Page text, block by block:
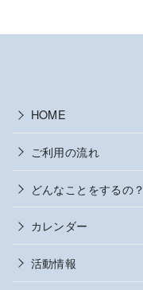
HOME
ご利用の流れ
どんなことをするの？
カレンダー
活動情報